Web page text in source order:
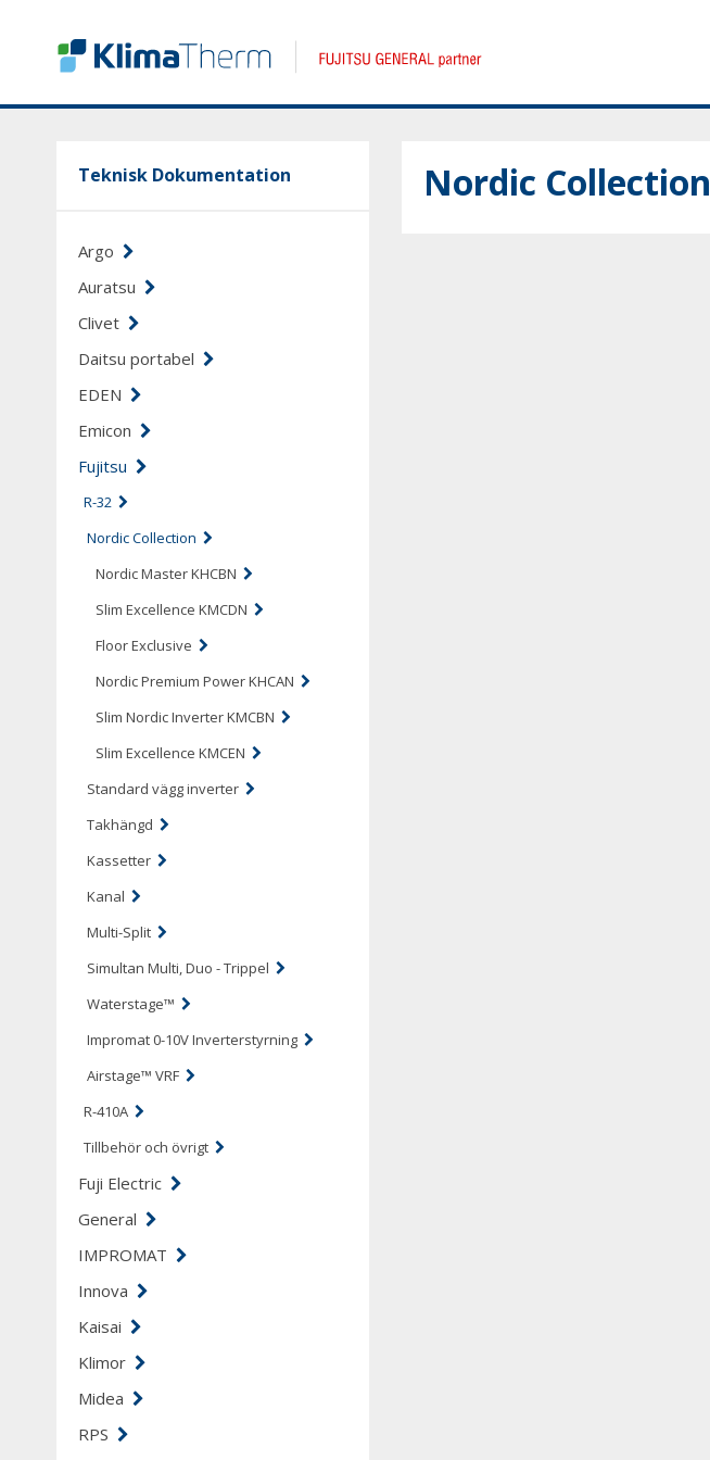
Teknisk Dokumentation
Argo
Auratsu
Clivet
Daitsu portabel
EDEN
Emicon
Fujitsu
R-32
Nordic Collection
Nordic Master KHCBN
Slim Excellence KMCDN
Floor Exclusive
Nordic Premium Power KHCAN
Slim Nordic Inverter KMCBN
Slim Excellence KMCEN
Standard vägg inverter
Takhängd
Kassetter
Kanal
Multi-Split
Simultan Multi, Duo - Trippel
Waterstage™
Impromat 0-10V Inverterstyrning
Airstage™ VRF
R-410A
Tillbehör och övrigt
Fuji Electric
General
IMPROMAT
Innova
Kaisai
Klimor
Midea
RPS
Nordic Collection